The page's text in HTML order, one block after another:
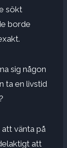
sökt
borde
sig någon
ta en livstid
vänta på
att